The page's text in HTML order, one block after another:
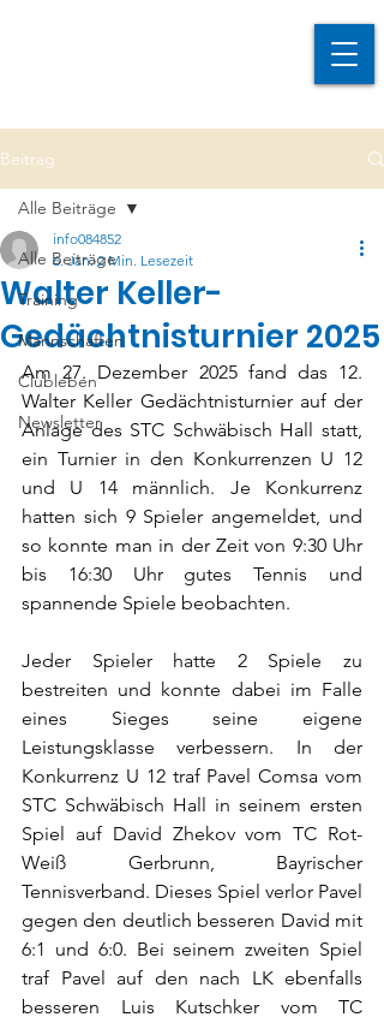
Beitrag
Alle Beiträge
Training
Mannschaften
Clubleben
Newsletter
Alle Beiträge
Walter Keller-
Gedächtnisturnier 2025
info084852
6. Jan. 2 Min. Lesezeit
Am 27. Dezember 2025 fand das 12.
Walter Keller Gedächtnisturnier auf der
Anlage des STC Schwäbisch Hall statt,
ein Turnier in den Konkurrenzen U 12
und U 14 männlich. Je Konkurrenz
hatten sich 9 Spieler angemeldet, und
so konnte man in der Zeit von 9:30 Uhr
bis 16:30 Uhr gutes Tennis und
spannende Spiele beobachten.
Jeder Spieler hatte 2 Spiele zu
bestreiten und konnte dabei im Falle
eines Sieges seine eigene
Leistungsklasse verbessern. In der
Konkurrenz U 12 traf Pavel Comsa vom
STC Schwäbisch Hall in seinem ersten
Spiel auf David Zhekov vom TC Rot-
Weiß Gerbrunn, Bayrischer
Tennisverband. Dieses Spiel verlor Pavel
gegen den deutlich besseren David mit
6:1 und 6:0. Bei seinem zweiten Spiel
traf Pavel auf den nach LK ebenfalls
besseren Luis Kutschker vom TC